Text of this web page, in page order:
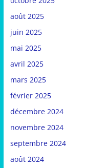
août 2025
juin 2025
mai 2025
avril 2025
mars 2025
février 2025
décembre 2024
novembre 2024
septembre 2024
août 2024